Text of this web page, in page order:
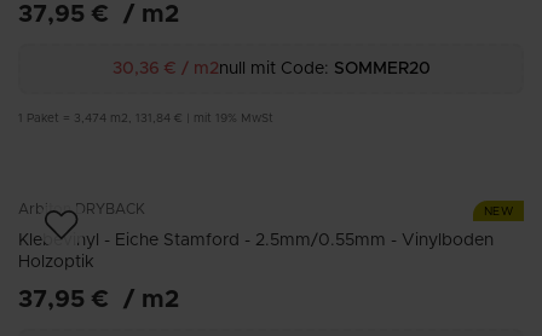
37,95 € / m2
30,36 € / m2null mit Code: SOMMER20
Paket = 3,474 m2 131,84 € mit 19% MwSt
NEW
Arbiton DRYBACK
Klebevinyl - Eiche Stamford - 2.5mm/0.55mm - Vinylboden
Holzoptik
37,95 € / m2